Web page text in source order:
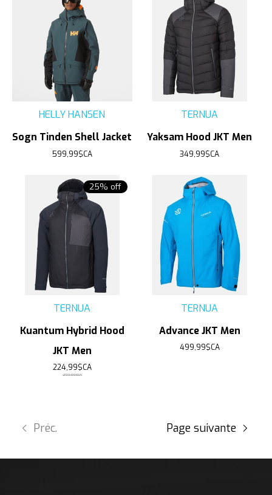
HELLY HANSEN
Sogn Tinden Shell Jacket
599,99$CA
TERNUA
Yaksam Hood JKT Men
349,99$CA
25% off
TERNUA
Kuantum Hybrid Hood
JKT Men
224,99$CA
299,99$CA
TERNUA
Advance JKT Men
499,99$CA
Préc. Page suivante